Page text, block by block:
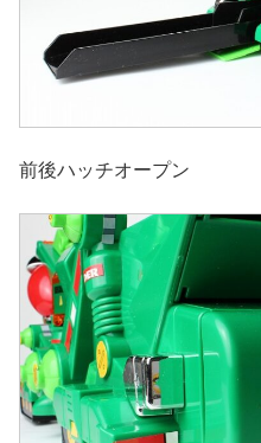
前後ハッチオープン